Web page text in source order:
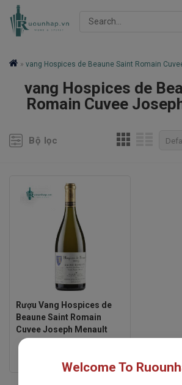
Skip
Search
» vang Hospices de Beaune Saint Romain
vang Hospices de
Romain Cuvee
Bộ lọc
Rượu Vang Hospices de
Beaune Saint Romain
Cuvee Joseph Menault
Liên hệ
Welcome To